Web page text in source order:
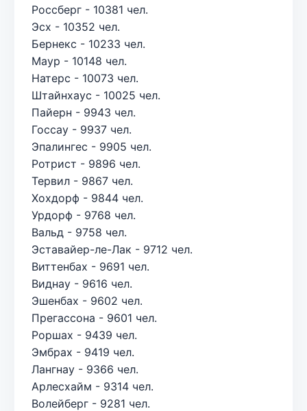
Россберг - 10381 чел.
Эсх - 10352 чел.
Бернекс - 10233 чел.
Маур - 10148 чел.
Натерс - 10073 чел.
Штайнхаус - 10025 чел.
Пайерн - 9943 чел.
Госсау - 9937 чел.
Эпалингес - 9905 чел.
Ротрист - 9896 чел.
Тервил - 9867 чел.
Хохдорф - 9844 чел.
Урдорф - 9768 чел.
Вальд - 9758 чел.
Эставайер-ле-Лак - 9712 чел.
Виттенбах - 9691 чел.
Виднау - 9616 чел.
Эшенбах - 9602 чел.
Прегассона - 9601 чел.
Роршах - 9439 чел.
Эмбрах - 9419 чел.
Лангнау - 9366 чел.
Арлесхайм - 9314 чел.
Волейберг - 9281 чел.